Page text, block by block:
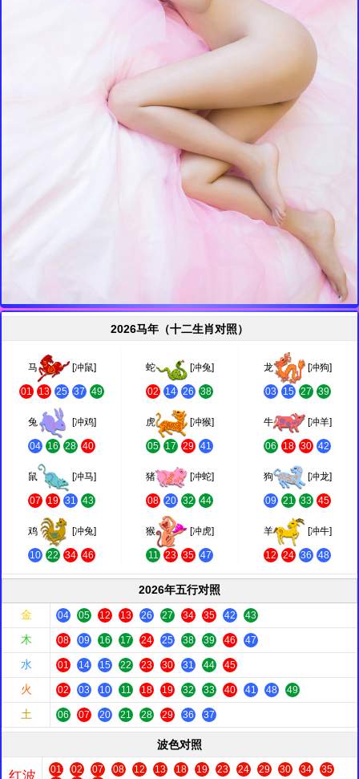
2026马年（十二生肖对照）
马 [冲鼠]
01 13 25 37 49
蛇 [冲兔]
02 14 26 38
龙 [冲狗]
03 15 27 39
兔 [冲鸡]
04 16 28 40
虎 [冲猴]
05 17 29 41
牛 [冲羊]
06 18 30 42
鼠 [冲马]
07 19 31 43
猪 [冲蛇]
08 20 32 44
狗 [冲龙]
09 21 33 45
鸡 [冲兔]
10 22 34 46
猴 [冲虎]
11 23 35 47
羊 [冲牛]
12 24 36 48
2026年五行对照
金
04 05 12 13 26 27 34 35 42 43
木 08 09 16 17 24 25 38 39 46 47
水 01 14 15 22 23 30 31 44 45
火 02 03 10 11 18 19 32 33 40 41 48 49
土 06 07 20 21 28 29 36 37
波色对照
01 02 07 08 12 13 18 19 23 24 29 30 34
35